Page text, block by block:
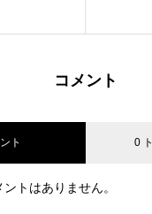
コメント
ト 0
トはありません。